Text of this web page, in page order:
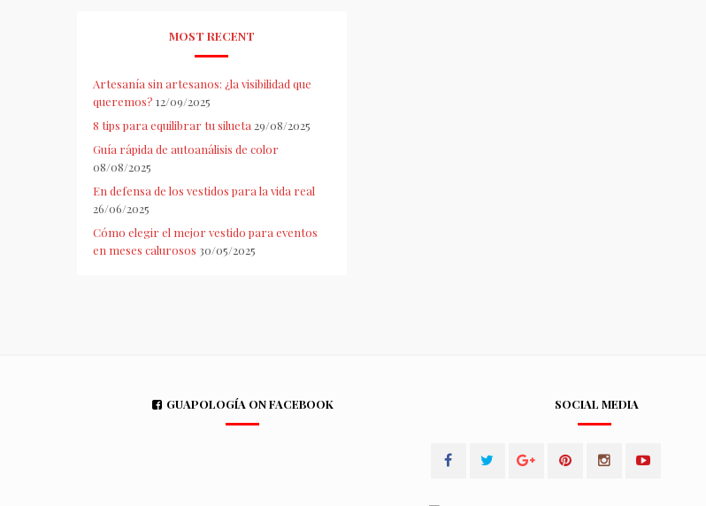
MOST RECENT
Artesanía sin artesanos: ¿la visibilidad que
queremos? 12/09/2025
8 tips para equilibrar tu silueta 29/08/2025
Guía rápida de autoanálisis de color
08/08/2025
En defensa de los vestidos para la vida real
26/06/2025
Cómo elegir el mejor vestido para eventos
en meses calurosos 30/05/2025
GUAPOLOGÍA ON FACEBOOK SOCIAL MEDIA